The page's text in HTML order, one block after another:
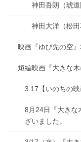
神田吾朗（琥道
神田大洋（松田
映画『ゆび先の空
短編映画『大きな木
3.17【いのちの映
8月24日『大き
ざいました。